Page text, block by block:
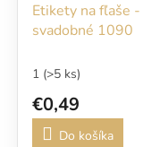
Etikety na fľaše -
svadobné 1090
1 (>5 ks)
€0,49
Do košíka